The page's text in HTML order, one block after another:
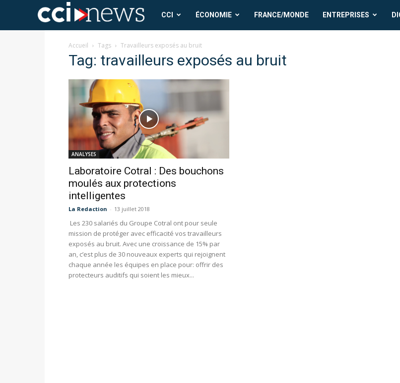
CCI
News
CCI ÉCONOMIE FRANCE/MONDE ENTREPRISES
Accueil Tags Travailleurs exposés au bruit
Tag: travailleurs exposés au bruit
ANALYSES
Laboratoire Cotral : Des bouchons
moulés aux protections
intelligentes
La Redaction - 13 juillet 2018
Les 230 salariés du Groupe Cotral ont pour seule
mission de protéger avec efficacité vos travailleurs
exposés au bruit. Avec une croissance de 15% par
an, c’est plus de 30 nouveaux experts qui rejoignent
chaque année les équipes en place pour: offrir des
protecteurs auditifs qui soient les mieux...